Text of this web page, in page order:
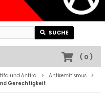
SUCHE
( 0)
und Antira
Antisemitismus
Gerechtigkeit